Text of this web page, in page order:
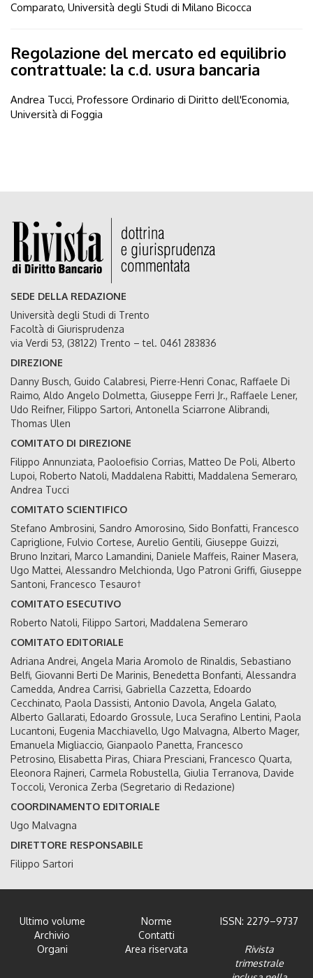
Comparato, Università degli Studi di Milano Bicocca
Regolazione del mercato ed equilibrio
contrattuale: la c.d. usura bancaria
Andrea Tucci, Professore Ordinario di Diritto dell'Economia,
Università di Foggia
SEDE DELLA REDAZIONE
Università degli Studi di Trento
Facoltà di Giurisprudenza
via Verdi 53, (38122) Trento – tel. 0461 283836
DIREZIONE
Danny Busch, Guido Calabresi, Pierre-Henri Conac, Raffaele Di
Raimo, Aldo Angelo Dolmetta, Giuseppe Ferri Jr., Raffaele Lener,
Udo Reifner, Filippo Sartori, Antonella Sciarrone Alibrandi,
Thomas Ulen
COMITATO DI DIREZIONE
Filippo Annunziata, Paoloefisio Corrias, Matteo De Poli, Alberto
Lupoi, Roberto Natoli, Maddalena Rabitti, Maddalena Semeraro,
Andrea Tucci
COMITATO SCIENTIFICO
Stefano Ambrosini, Sandro Amorosino, Sido Bonfatti, Francesco
Capriglione, Fulvio Cortese, Aurelio Gentili, Giuseppe Guizzi,
Bruno Inzitari, Marco Lamandini, Daniele Maffeis, Rainer Masera,
Ugo Mattei, Alessandro Melchionda, Ugo Patroni Griffi, Giuseppe
Santoni, Francesco Tesauro†
COMITATO ESECUTIVO
Roberto Natoli, Filippo Sartori, Maddalena Semeraro
COMITATO EDITORIALE
Adriana Andrei, Angela Maria Aromolo de Rinaldis, Sebastiano
Belfi, Giovanni Berti De Marinis, Benedetta Bonfanti, Alessandra
Camedda, Andrea Carrisi, Gabriella Cazzetta, Edoardo
Cecchinato, Paola Dassisti, Antonio Davola, Angela Galato,
Alberto Gallarati, Edoardo Grossule, Luca Serafino Lentini, Paola
Lucantoni, Eugenia Macchiavello, Ugo Malvagna, Alberto Mager,
Emanuela Migliaccio, Gianpaolo Panetta, Francesco
Petrosino, Elisabetta Piras, Chiara Presciani, Francesco Quarta,
Eleonora Rajneri, Carmela Robustella, Giulia Terranova, Davide
Toccoli, Veronica Zerba (Segretario di Redazione)
COORDINAMENTO EDITORIALE
Ugo Malvagna
DIRETTORE RESPONSABILE
Filippo Sartori
Ultimo volume
Archivio
Organi
Norme
Contatti
Area riservata
ISSN: 2279–9737
Rivista
trimestrale